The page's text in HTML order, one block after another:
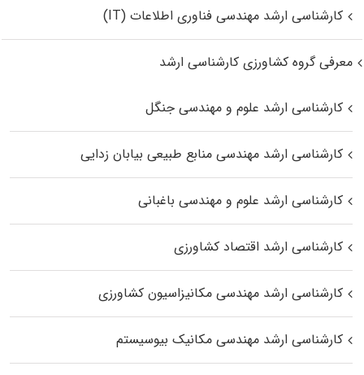
کارشناسی ارشد مهندسی فناوری اطلاعات (IT)
معرفی گروه کشاورزی کارشناسی ارشد
کارشناسی ارشد علوم و مهندسی جنگل
کارشناسی ارشد مهندسی منابع طبیعی بیابان زدایی
کارشناسی ارشد علوم و مهندسی باغبانی
کارشناسی ارشد اقتصاد کشاورزی
کارشناسی ارشد مهندسی مکانیزاسیون کشاورزی
کارشناسی ارشد مهندسی مکانیک بیوسیستم